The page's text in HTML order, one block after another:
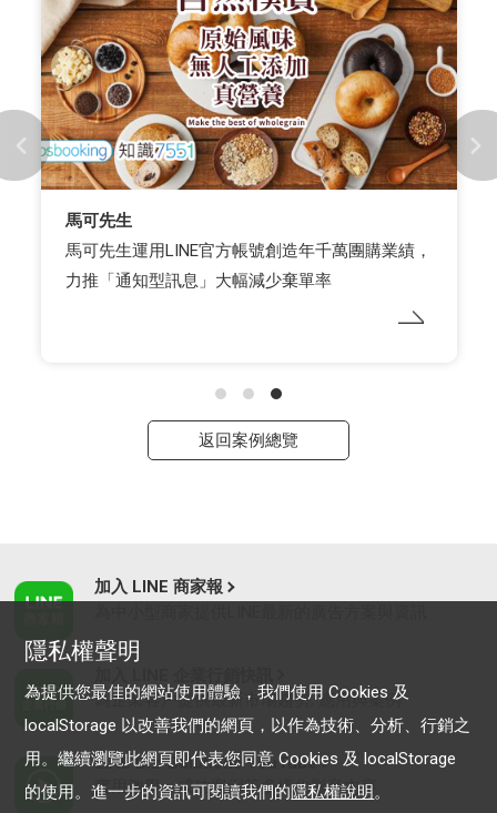
馬可先生
馬可先生運用LINE官方帳號創造年千萬團購業績，
力推「通知型訊息」大幅減少棄單率
返回案例總覽
加入 LINE 商家報
為企業客戶提供最新市場趨勢, 應用與案例
LINE Biz-Solutions YouTube
實用教學、成功案例等多樣化影音內容
隱私權聲明
為提供您最佳的網站使用體驗，我們使用 Cookies 及
localStorage 以改善我們的網頁，以作為技術、分析、行銷之
用。繼續瀏覽此網頁即代表您同意 Cookies 及 localStorage
的使用。進一步的資訊可閱讀我們的隱私權說明。